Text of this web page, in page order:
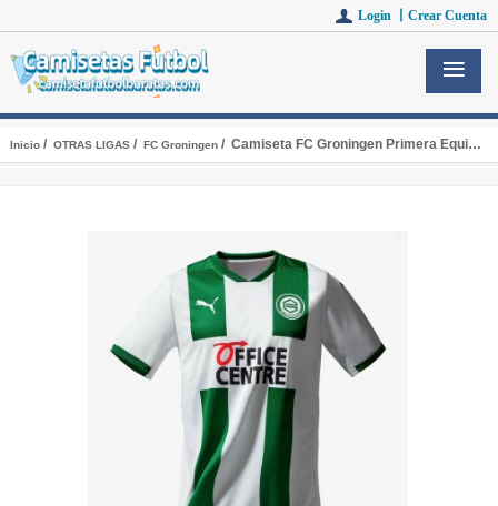
Login 丨 Crear Cuenta
Inicio/ OTRAS LIGAS/ FC Groningen/ Camiseta FC Groningen Primera Equipacion 2020-2021